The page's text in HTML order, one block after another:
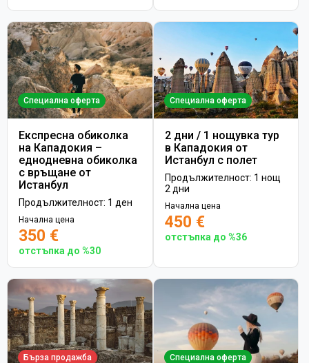
Специална оферта
Експресна обиколка
на Кападокия –
еднодневна обиколка
с връщане от
Истанбул
Продължителност: 1 ден
Начална цена
350 €
отстъпка до %30
Специална оферта
2 дни / 1 нощувка тур
в Кападокия от
Истанбул с полет
Продължителност: 1 нощ
2 дни
Начална цена
450 €
отстъпка до %36
Бърза продажба Специална оферта